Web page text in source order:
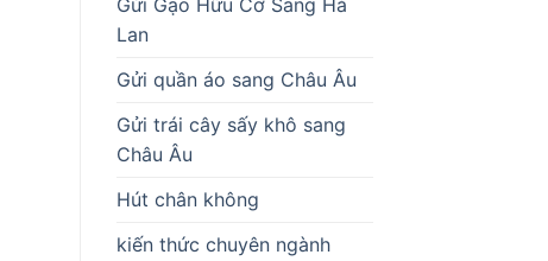
Lan
Gửi quần áo sang Châu Âu
Gửi trái cây sấy khô sang
Châu Âu
Hút chân không
kiến thức chuyên ngành